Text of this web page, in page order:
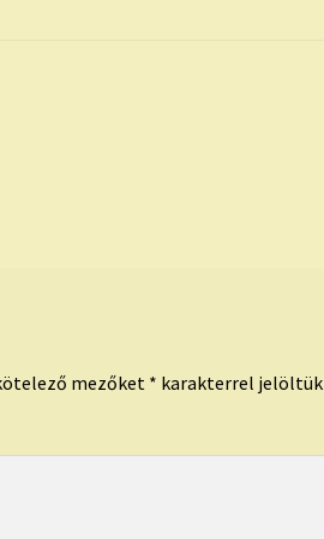
mezőket * karakterrel jelöltük